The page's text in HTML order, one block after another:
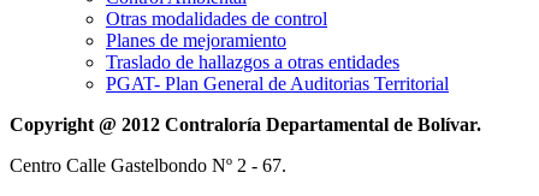
Otras modalidades de control
Planes de mejoramiento
Traslado de hallazgos a otras entidades
PGAT- Plan General de Auditorias Territorial
Copyright @ 2012 Contraloría Departamental de Bolívar.
Centro Calle Gastelbondo Nº 2 - 67.